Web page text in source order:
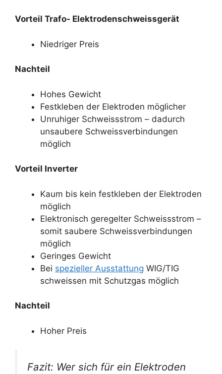
Vorteil Trafo- Elektrodenschweissgerät
Niedriger Preis
Nachteil
Hohes Gewicht
Festkleben der Elektroden möglicher
Unruhiger Schweissstrom – dadurch
unsaubere Schweissverbindungen
möglich
Vorteil Inverter
Kaum bis kein festkleben der Elektroden
möglich
Elektronisch geregelter Schweissstrom –
somit saubere Schweissverbindungen
möglich
Geringes Gewicht
Bei spezieller Ausstattung WIG/TIG
schweissen mit Schutzgas möglich
Nachteil
Hoher Preis
Fazit: Wer sich für ein Elektroden